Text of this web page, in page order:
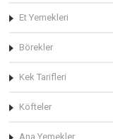
Et Yemekleri
Börekler
Kek Tarifleri
Köfteler
Ana Yemekler